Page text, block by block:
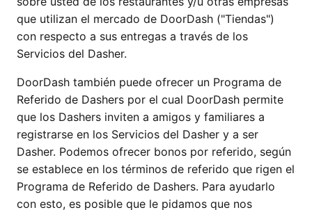
que utilizan el mercado de DoorDash ("Tiendas")
con respecto a sus entregas a través de los
Servicios del Dasher.
DoorDash también puede ofrecer un Programa de
Referido de Dashers por el cual DoorDash permite
que los Dashers inviten a amigos y familiares a
registrarse en los Servicios del Dasher y a ser
Dasher. Podemos ofrecer bonos por referido, según
se establece en los términos de referido que rigen el
Programa de Referido de Dashers. Para ayudarlo
con esto, es posible que le pidamos que nos